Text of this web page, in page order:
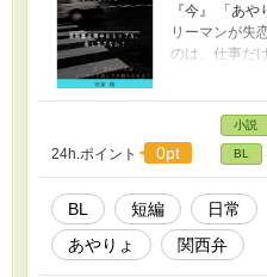
『今』 「あ
リーマンが失
のは、仕事だ
ン。 互いに
のない二人が
難！ いい年
うにもかみ合
恋模様。 椚田
ンチ65キロ30
ごく普通のサ
良し、人当た
タチ。 佐倉
24h.ポイント 0pt
小説
BL
BL 短編 日常
あやりょ
関西弁